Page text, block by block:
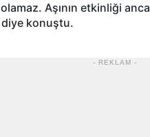
Aşının etkinliği
diye konuştu.
- REKLAM -